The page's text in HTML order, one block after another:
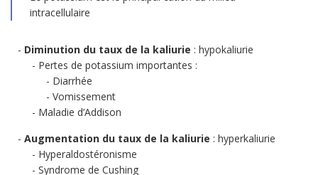
intracellulaire
Diminution du taux de la kaliurie : hypokaliurie
Pertes de potassium importantes :
Diarrhée
Vomissement
Maladie d’Addison
Augmentation du taux de la kaliurie : hyperkaliurie
Hyperaldostéronisme
Syndrome de Cushing